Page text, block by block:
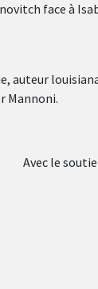
face à
auteur
Mannoni.
Avec le